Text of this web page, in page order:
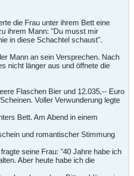
die Frau unter ihrem Bett eine
ihrem Mann: "Du musst mir
in diese Schachtel schaust".
Mann an sein Versprechen. Nach
nicht länger aus und öffnete die
Flaschen Bier und 12.035,-- Euro
Voller Verwunderung legte
Bett. Am Abend in einem
und romantischer Stimmung
seine Frau: "40 Jahre habe ich
Aber heute habe ich die